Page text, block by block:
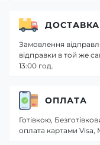
ДОСТАВКА
Замовлення
відправки в той же
13:00 год.
ОПЛАТА
Готівкою,
оплата картами Visa,